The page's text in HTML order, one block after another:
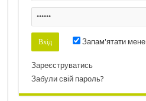
Запам'ятати мене
Зареєструватись
Забули свій пароль?